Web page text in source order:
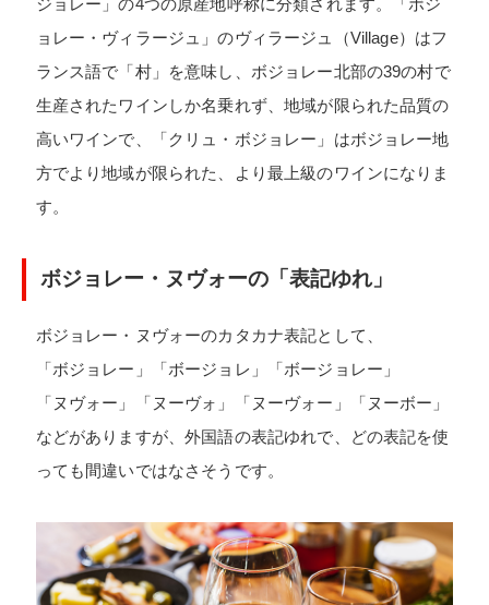
ョレー・ヴィラージュ」のヴィラージュ（Village）はフ
ランス語で「村」を意味し、ボジョレー北部の39の村で
生産されたワインしか名乗れず、地域が限られた品質の
高いワインで、「クリュ・ボジョレー」はボジョレー地
方でより地域が限られた、より最上級のワインになりま
す。
ボジョレー・ヌヴォーの「表記ゆれ」
ボジョレー・ヌヴォーのカタカナ表記として、
「ボジョレー」「ボージョレ」「ボージョレー」
「ヌヴォー」「ヌーヴォ」「ヌーヴォー」「ヌーボー」
などがありますが、外国語の表記ゆれで、どの表記を使
っても間違いではなさそうです。